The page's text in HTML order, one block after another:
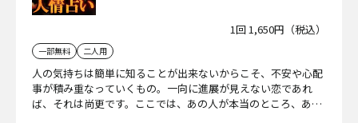
1回 1,650円（税込）
一部無料 二人用
人の気持ちは簡単に知ることが出来ないからこそ、不安や心配
事が積み重なっていくもの。一向に進展が見えない恋であれ
ば、それは尚更です。ここでは、あの人が本当のところ、あな